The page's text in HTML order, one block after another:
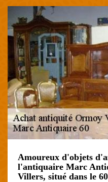
Amoureux d'objets
l'antiquaire Marc
Villers, situé dans le